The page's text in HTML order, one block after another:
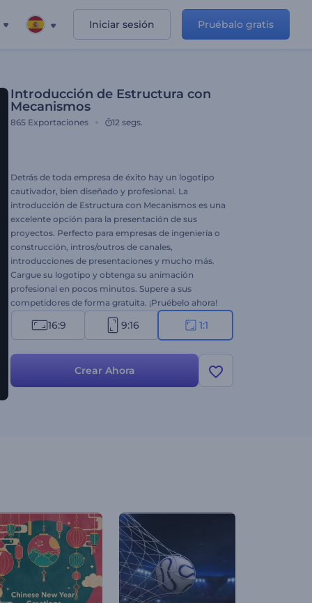
Iniciar sesión Pruébalo gratis
Introducción de Estructura con
Mecanismos
865 Exportaciones 12 segs.
Detrás de toda empresa de éxito hay un logotipo
cautivador, bien diseñado y profesional. La
introducción de Estructura con Mecanismos es una
excelente opción para la presentación de sus
proyectos. Perfecto para empresas de ingeniería o
construcción, intros/outros de canales,
introducciones de presentaciones y mucho más.
Cargue su logotipo y obtenga su animación
profesional en pocos minutos. Supere a sus
competidores de forma gratuita. ¡Pruébelo ahora!
16:9 9:16 1:1
Crear Ahora